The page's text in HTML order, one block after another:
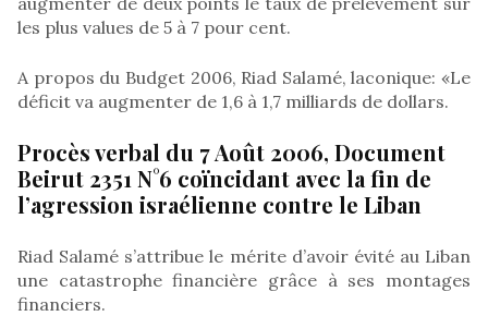
les plus values de 5 à 7 pour cent.
A propos du Budget 2006, Riad Salamé, laconique: «Le
déficit va augmenter de 1,6 à 1,7 milliards de dollars.
Procès verbal du 7 Août 2006, Document
Beirut 2351 N°6 coïncidant avec la fin de
l’agression israélienne contre le Liban
Riad Salamé s’attribue le mérite d’avoir évité au Liban
une catastrophe financière grâce à ses montages
financiers.